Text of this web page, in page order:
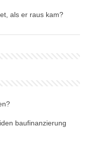
als er raus kam?
baufinanzierung